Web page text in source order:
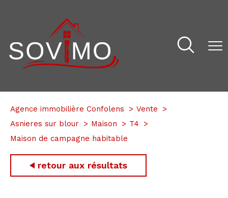
Agence immobilière Confolens
Vente
Asnieres sur blour
Maison
T4
Maison de campagne habitable
retour aux résultats